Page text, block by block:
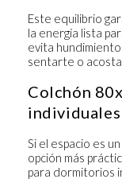
Este equilibrio
la energía lista
evita
sentarte o
Colchón
Si el espacio es
opción más
para dormitorios